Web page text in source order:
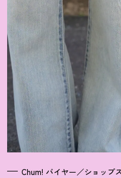
Chum! バイヤー／ショップ